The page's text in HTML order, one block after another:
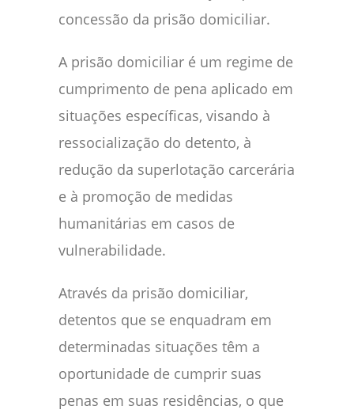
concessão da prisão domiciliar.
A prisão domiciliar é um regime de
cumprimento de pena aplicado em
situações específicas, visando à
ressocialização do detento, à
redução da superlotação carcerária
e à promoção de medidas
humanitárias em casos de
vulnerabilidade.
Através da prisão domiciliar,
detentos que se enquadram em
determinadas situações têm a
oportunidade de cumprir suas
penas em suas residências, o que